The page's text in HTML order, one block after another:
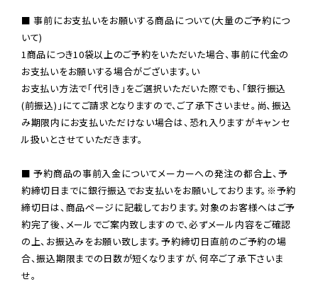
■ 事前にお支払いをお願いする商品について(大量のご予約につ
いて)
1商品につき10袋以上のご予約をいただいた場合、事前に代金の
お支払いをお願いする場合がございます。い
お支払い方法で「代引き」をご選択いただいた際でも、「銀行振込
(前振込)」にてご請求となりますので、ご了承下さいませ。尚、振込
み期限内にお支払いただけない場合は、恐れ入りますがキャンセ
ル扱いとさせていただきます。
■ 予約商品の事前入金についてメーカーへの発注の都合上、予
約締切日までに銀行振込でお支払いをお願いしております。※予約
締切日は、商品ページに記載しております。対象のお客様へはご予
約完了後、メールでご案内致しますので、必ずメール内容をご確認
の上、お振込みをお願い致します。予約締切日直前のご予約の場
合、振込期限までの日数が短くなりますが、何卒ご了承下さいま
せ。